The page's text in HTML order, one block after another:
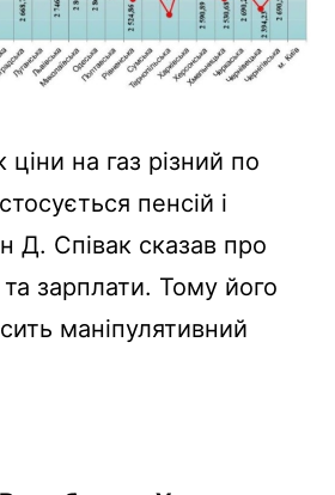
на газ різний по
пенсій і
Д. Співак сказав про
та зарплати. Тому його
маніпулятивний